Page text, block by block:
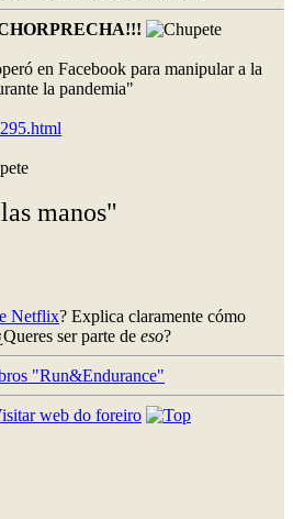
en Facebook para manipular a la
la pandemia"
manos"
Netflix? Explica claramente cómo
ser parte de eso?
"Run&Endurance"